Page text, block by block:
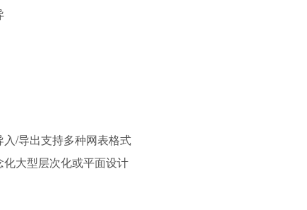
/导出支持多种网表格式
大型层次化或平面设计